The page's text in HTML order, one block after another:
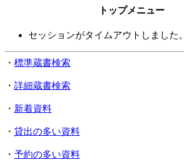
トップメニュー
セッションがタイムアウトしました。
・ 標準蔵書検索
・ 詳細蔵書検索
・ 新着資料
・ 貸出の多い資料
・ 予約の多い資料